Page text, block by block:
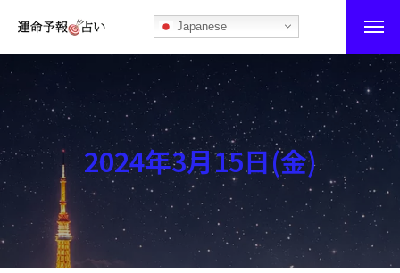
Japanese
運命予報占い
運命予報占いとは
あなたの所属部屋を探そう！
最恐の相性占い
秘伝公開！吉凶カレンダー
2024年3月15日(金)